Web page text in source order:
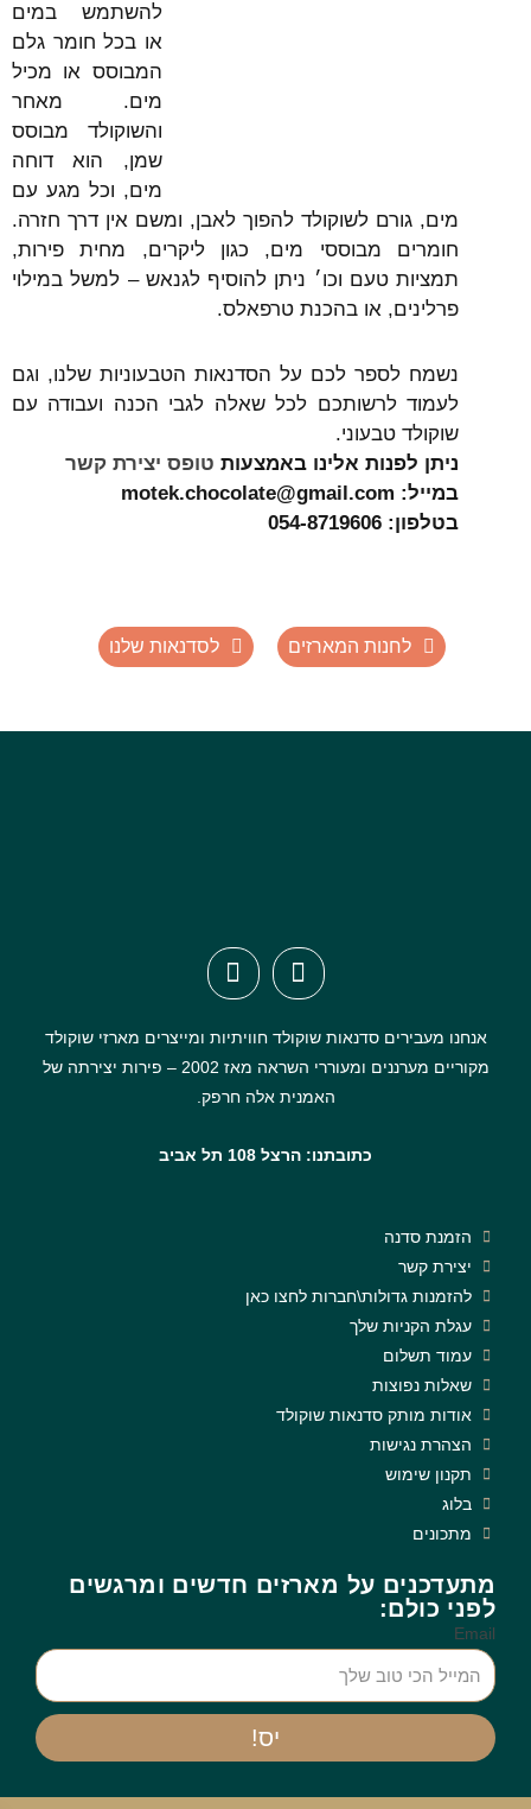
להשתמש במים
או בכל חומר גלם
המבוסס או מכיל
מים. מאחר
והשוקולד מבוסס
שמן, הוא דוחה
מים, וכל מגע עם
מים, גורם לשוקולד להפוך לאבן, ומשם אין דרך חזרה.
חומרים מבוססי מים, כגון ליקרים, מחית פירות,
תמציות טעם וכו׳ ניתן להוסיף לגנאש – למשל במילוי
פרלינים, או בהכנת טרפאלס.
נשמח לספר לכם על הסדנאות הטבעוניות שלנו, וגם
לעמוד לרשותכם לכל שאלה לגבי הכנה ועבודה עם
שוקולד טבעוני.
ניתן לפנות אלינו באמצעות טופס יצירת קשר
במייל: motek.chocolate@gmail.com
בטלפון: 054-8719606
לחנות המארזים לסדנאות שלנו
אנחנו מעבירים סדנאות שוקולד חוויתיות ומייצרים מארזי שוקולד
מקוריים מערננים ומעוררי השראה מאז 2002 – פירות יצירתה של
האמנית אלה חרפק.
כתובתנו: הרצל 108 תל אביב
הזמנת סדנה
יצירת קשר
להזמנות גדולות\חברות לחצו כאן
עגלת הקניות שלך
עמוד תשלום
שאלות נפוצות
אודות מותק סדנאות שוקולד
הצהרת נגישות
תקנון שימוש
בלוג
מתכונים
מתעדכנים על מארזים חדשים ומרגשים
לפני כולם:
Email
יס!